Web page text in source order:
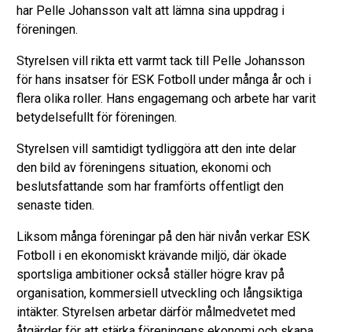
har Pelle Johansson valt att lämna sina uppdrag i
föreningen.
Styrelsen vill rikta ett varmt tack till Pelle Johansson
för hans insatser för ESK Fotboll under många år och i
flera olika roller. Hans engagemang och arbete har varit
betydelsefullt för föreningen.
Styrelsen vill samtidigt tydliggöra att den inte delar
den bild av föreningens situation, ekonomi och
beslutsfattande som har framförts offentligt den
senaste tiden.
Liksom många föreningar på den här nivån verkar ESK
Fotboll i en ekonomiskt krävande miljö, där ökade
sportsliga ambitioner också ställer högre krav på
organisation, kommersiell utveckling och långsiktiga
intäkter. Styrelsen arbetar därför målmedvetet med